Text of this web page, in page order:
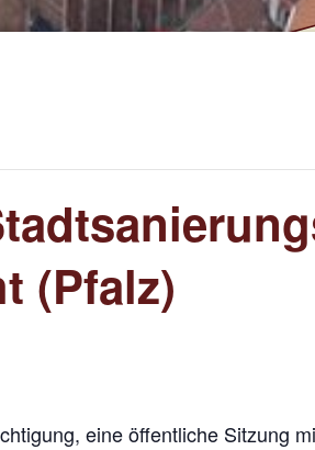
(Pfalz)
eine öffentliche Sitzung